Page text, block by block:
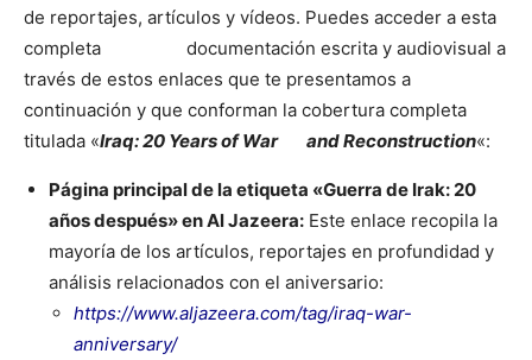
de reportajes, artículos y vídeos. Puedes acceder a esta
completa documentación escrita y audiovisual a
través de estos enlaces que te presentamos a
continuación y que conforman la cobertura completa
titulada «Iraq: 20 Years of War and Reconstruction«:
Página principal de la etiqueta «Guerra de Irak: 20
años después» en Al Jazeera: Este enlace recopila la
mayoría de los artículos, reportajes en profundidad y
análisis relacionados con el aniversario:
https://www.aljazeera.com/tag/iraq-war-
anniversary/